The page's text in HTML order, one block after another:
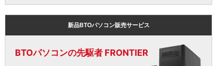
新品BTOパソコン販売サービス
BTOパソコンの先駆者 FRONTIER